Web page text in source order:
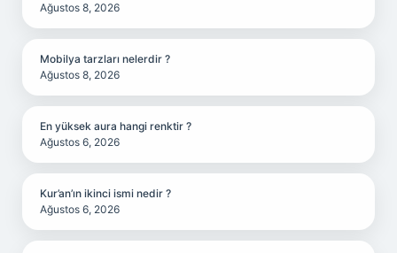
Ağustos 8, 2026
Mobilya tarzları nelerdir ?
Ağustos 8, 2026
En yüksek aura hangi renktir ?
Ağustos 6, 2026
Kur’an’ın ikinci ismi nedir ?
Ağustos 6, 2026